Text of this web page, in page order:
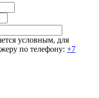
условным, для
по телефону: +7